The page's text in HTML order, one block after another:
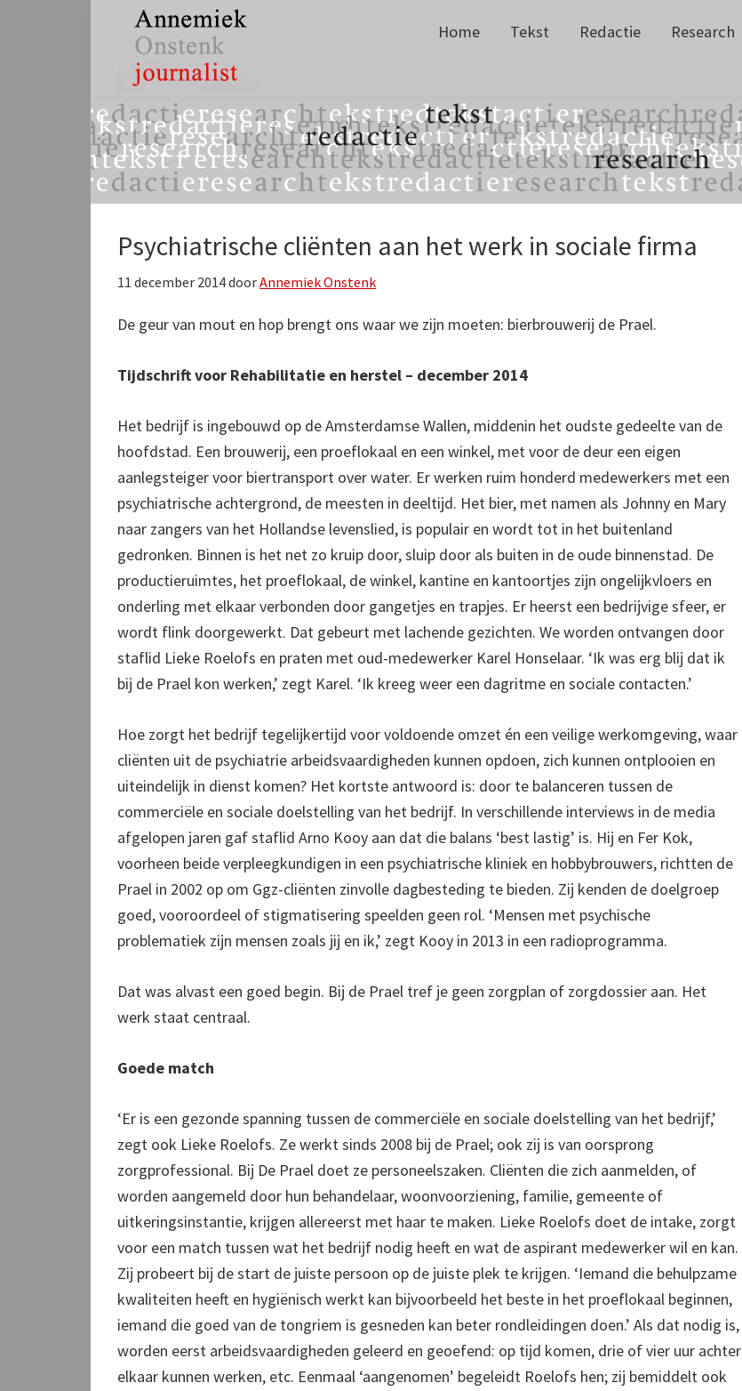
Annemiek
Onstenk
Journalist
tekst,
redactie
&
research
Home Tekst Redactie Research
Psychiatrische cliënten aan het werk in sociale firma
11 december 2014doorAnnemiek Onstenk
De geur van mout en hop brengt ons waar we zijn moeten: bierbrouwerij de Prael.
Tijdschrift voor Rehabilitatie en herstel – december 2014
Het bedrijf is ingebouwd op de Amsterdamse Wallen, middenin het oudste gedeelte van de
hoofdstad. Een brouwerij, een proeflokaal en een winkel, met voor de deur een eigen
aanlegsteiger voor biertransport over water. Er werken ruim honderd medewerkers met een
psychiatrische achtergrond, de meesten in deeltijd. Het bier, met namen als Johnny en Mary
naar zangers van het Hollandse levenslied, is populair en wordt tot in het buitenland
gedronken. Binnen is het net zo kruip door, sluip door als buiten in de oude binnenstad. De
productieruimtes, het proeflokaal, de winkel, kantine en kantoortjes zijn ongelijkvloers en
onderling met elkaar verbonden door gangetjes en trapjes. Er heerst een bedrijvige sfeer, er
wordt flink doorgewerkt. Dat gebeurt met lachende gezichten. We worden ontvangen door
staflid Lieke Roelofs en praten met oud-medewerker Karel Honselaar. ‘Ik was erg blij dat ik
bij de Prael kon werken,’ zegt Karel. ‘Ik kreeg weer een dagritme en sociale contacten.’
Hoe zorgt het bedrijf tegelijkertijd voor voldoende omzet én een veilige werkomgeving, waar
cliënten uit de psychiatrie arbeidsvaardigheden kunnen opdoen, zich kunnen ontplooien en
uiteindelijk in dienst komen? Het kortste antwoord is: door te balanceren tussen de
commerciële en sociale doelstelling van het bedrijf. In verschillende interviews in de media
afgelopen jaren gaf staflid Arno Kooy aan dat die balans ‘best lastig’ is. Hij en Fer Kok,
voorheen beide verpleegkundigen in een psychiatrische kliniek en hobbybrouwers, richtten de
Prael in 2002 op om Ggz-cliënten zinvolle dagbesteding te bieden. Zij kenden de doelgroep
goed, vooroordeel of stigmatisering speelden geen rol. ‘Mensen met psychische
problematiek zijn mensen zoals jij en ik,’ zegt Kooy in 2013 in een radioprogramma.
Dat was alvast een goed begin. Bij de Prael tref je geen zorgplan of zorgdossier aan. Het
werk staat centraal.
Goede match
‘Er is een gezonde spanning tussen de commerciële en sociale doelstelling van het bedrijf,’
zegt ook Lieke Roelofs. Ze werkt sinds 2008 bij de Prael; ook zij is van oorsprong
zorgprofessional. Bij De Prael doet ze personeelszaken. Cliënten die zich aanmelden, of
worden aangemeld door hun behandelaar, woonvoorziening, familie, gemeente of
uitkeringsinstantie, krijgen allereerst met haar te maken. Lieke Roelofs doet de intake, zorgt
voor een match tussen wat het bedrijf nodig heeft en wat de aspirant medewerker wil en kan.
Zij probeert bij de start de juiste persoon op de juiste plek te krijgen. ‘Iemand die behulpzame
kwaliteiten heeft en hygiënisch werkt kan bijvoorbeeld het beste in het proeflokaal beginnen,
iemand die goed van de tongriem is gesneden kan beter rondleidingen doen.’ Als dat nodig is,
worden eerst arbeidsvaardigheden geleerd en geoefend: op tijd komen, drie of vier uur achter
elkaar kunnen werken, etc. Eenmaal ‘aangenomen’ begeleidt Roelofs hen; zij bemiddelt ook